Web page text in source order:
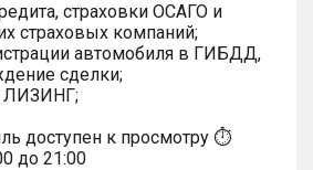
страховки ОСАГО и
страховых компаний;
автомобиля в ГИБДД,
сделки;
ЛИЗИНГ;
доступен к просмотру ⏱
до 21:00